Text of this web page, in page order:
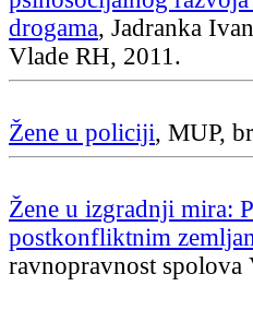
drogama, Jadranka
Vlade RH, 2011.
Žene u policiji, MUP,
Žene u izgradnji mira:
postkonfliktnim
ravnopravnost spolova